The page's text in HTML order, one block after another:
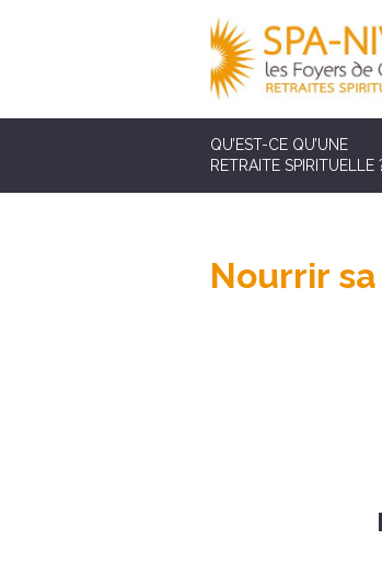
QU’EST-CE QU’UNE
RETRAITE SPIRITUELLE
Nourrir